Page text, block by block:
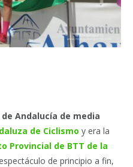
de Andalucía de media
de Ciclismo y era la
Provincial de BTT de la
de principio a fin,